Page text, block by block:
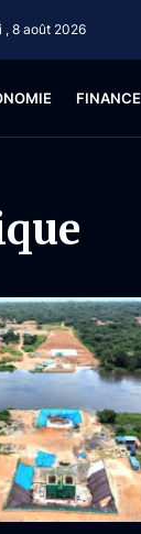
, 8 août 2026
FINANCE